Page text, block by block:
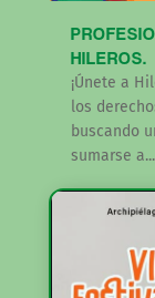
HILEROS.
¡Únete a
los
buscando
sumarse a...